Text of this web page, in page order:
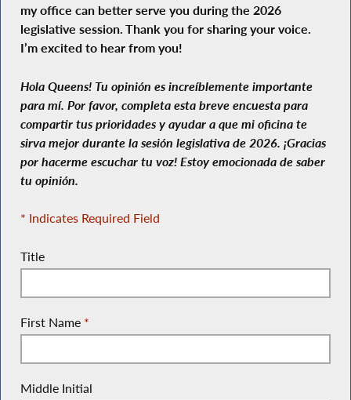
my office can better serve you during the 2026
legislative session. Thank you for sharing your voice.
I’m excited to hear from you!
Hola Queens! Tu opinión es increíblemente importante
para mí. Por favor, completa esta breve encuesta para
compartir tus prioridades y ayudar a que mi oficina te
sirva mejor durante la sesión legislativa de 2026. ¡Gracias
por hacerme escuchar tu voz! Estoy emocionada de saber
tu opinión.
* Indicates Required Field
Title
First Name *
Middle Initial